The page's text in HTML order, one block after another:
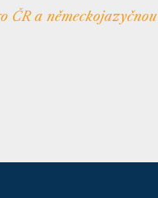
ČR a německojazyčnou